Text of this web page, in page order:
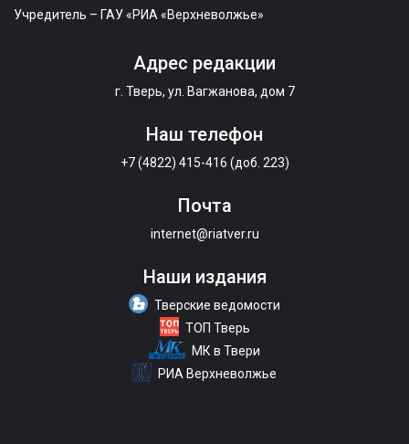
Учредитель – ГАУ «РИА «Верхневолжье»
Адрес редакции
г. Тверь, ул. Вагжанова, дом 7
Наш телефон
+7 (4822) 415-416 (доб. 223)
Почта
internet@riatver.ru
Наши издания
Тверские ведомости
ТОП Тверь
МК в Твери
РИА Верхневолжье